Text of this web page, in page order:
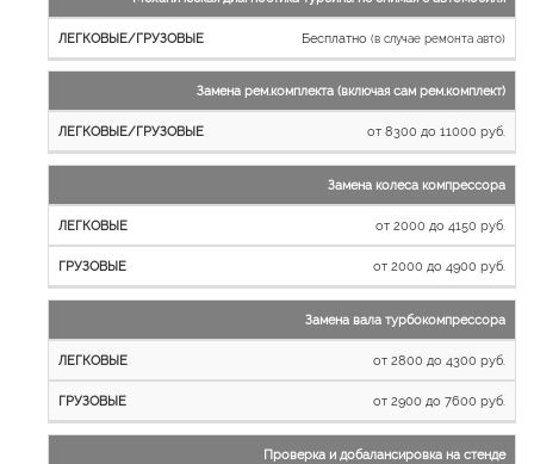
Бесплатно (в случае ремонта авто)
Замена рем.комплекта (включая сам рем.комплект)
от 8300 до 11000 руб.
Замена колеса компрессора
от 2000 до 4150 руб.
от 2000 до 4900 руб.
Замена вала турбокомпрессора
от 2800 до 4300 руб.
от 2900 до 7600 руб.
Проверка и добалансировка на стенде